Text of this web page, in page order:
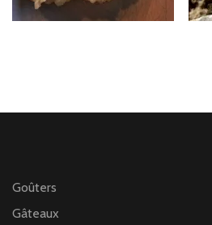
Goûters
Gâteaux